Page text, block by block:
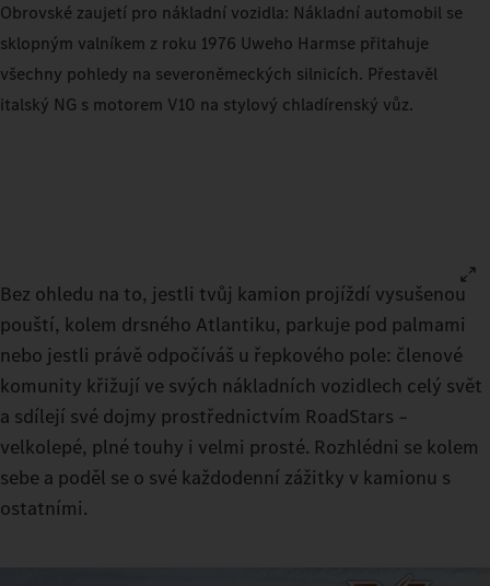
Obrovské zaujetí pro nákladní vozidla: Nákladní automobil se
sklopným valníkem z roku 1976 Uweho Harmse přitahuje
všechny pohledy na severoněmeckých silnicích. Přestavěl
italský NG s motorem V10 na stylový chladírenský vůz.
Bez ohledu na to, jestli tvůj kamion projíždí vysušenou
pouští, kolem drsného Atlantiku, parkuje pod palmami
nebo jestli právě odpočíváš u řepkového pole: členové
komunity křižují ve svých nákladních vozidlech celý svět
a sdílejí své dojmy prostřednictvím RoadStars –
velkolepé, plné touhy i velmi prosté. Rozhlédni se kolem
sebe a poděl se o své každodenní zážitky v kamionu s
ostatními.